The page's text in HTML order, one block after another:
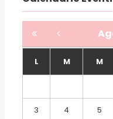
L M M
3 4 5